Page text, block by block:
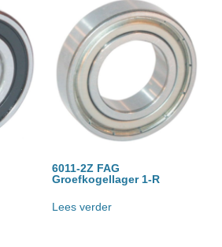
6011-2Z FAG
Groefkogellager 1-R
Lees verder